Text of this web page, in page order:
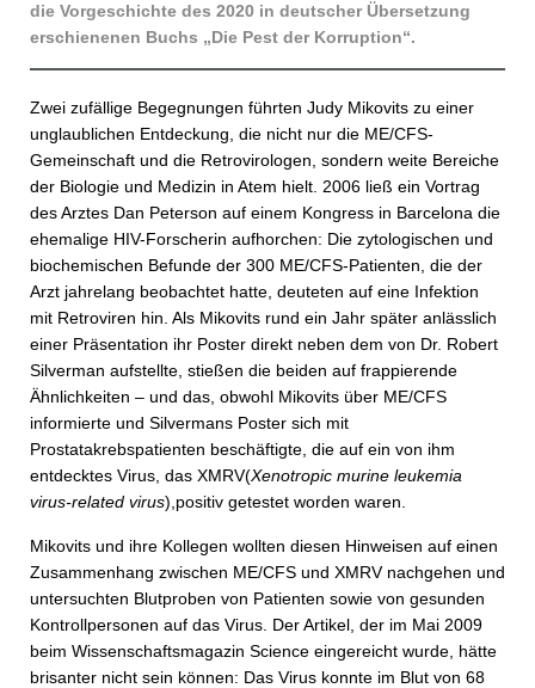
die Vorgeschichte des 2020 in deutscher Übersetzung
erschienenen Buchs „Die Pest der Korruption“.
Zwei zufällige Begegnungen führten Judy Mikovits zu einer
unglaublichen Entdeckung, die nicht nur die ME/CFS-
Gemeinschaft und die Retrovirologen, sondern weite Bereiche
der Biologie und Medizin in Atem hielt. 2006 ließ ein Vortrag
des Arztes Dan Peterson auf einem Kongress in Barcelona die
ehemalige HIV-Forscherin aufhorchen: Die zytologischen und
biochemischen Befunde der 300 ME/CFS-Patienten, die der
Arzt jahrelang beobachtet hatte, deuteten auf eine Infektion
mit Retroviren hin. Als Mikovits rund ein Jahr später anlässlich
einer Präsentation ihr Poster direkt neben dem von Dr. Robert
Silverman aufstellte, stießen die beiden auf frappierende
Ähnlichkeiten – und das, obwohl Mikovits über ME/CFS
informierte und Silvermans Poster sich mit
Prostatakrebspatienten beschäftigte, die auf ein von ihm
entdecktes Virus, das XMRV(Xenotropic murine leukemia
virus-related virus),positiv getestet worden waren.
Mikovits und ihre Kollegen wollten diesen Hinweisen auf einen
Zusammenhang zwischen ME/CFS und XMRV nachgehen und
untersuchten Blutproben von Patienten sowie von gesunden
Kontrollpersonen auf das Virus. Der Artikel, der im Mai 2009
beim Wissenschaftsmagazin Science eingereicht wurde, hätte
brisanter nicht sein können: Das Virus konnte im Blut von 68